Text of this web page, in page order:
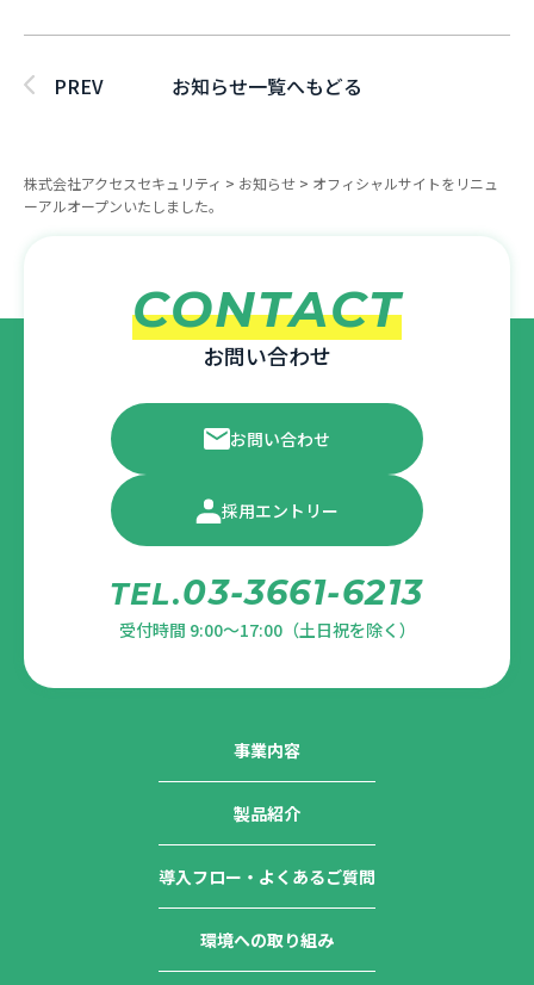
PREV お知らせ一覧へもどる
株式会社アクセスセキュリティ > お知らせ > オフィシャルサイトをリニュ
ーアルオープンいたしました。
CONTACT
お問い合わせ
お問い合わせ
採用エントリー
TEL.03-3661-6213
受付時間 9:00～17:00（土日祝を除く）
事業内容
製品紹介
導入フロー・よくあるご質問
環境への取り組み